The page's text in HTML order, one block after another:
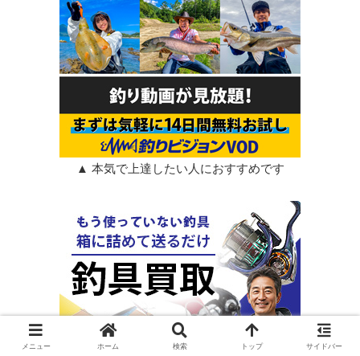
▲ 本気で上達したい人におすすめです
メニュー ホーム 検索 トップ サイドバー